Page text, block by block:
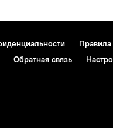
Обратная связь